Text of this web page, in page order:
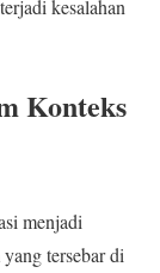
kesalahan
Konteks
menjadi
tersebar di